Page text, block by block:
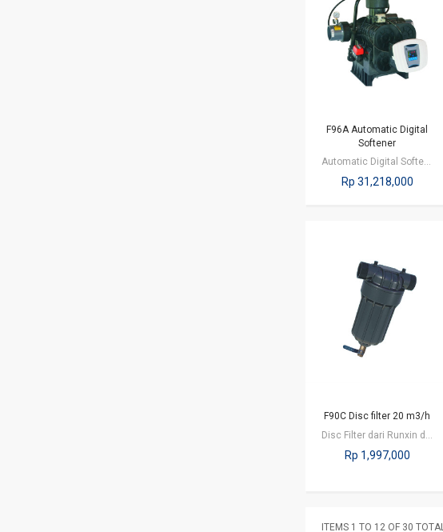
F96A Automatic Digital
Softener
Automatic Digital Softener sangat cocok diaplikasikan untuk commercial /…
Rp 31,218,000
F90C Disc filter 20 m3/h
Rp 1,997,000
ITEMS 1 TO 12 OF 30 TOTAL